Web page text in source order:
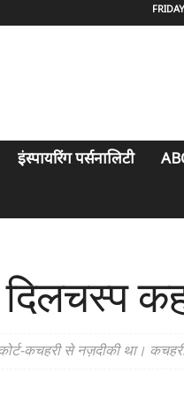
इंस्पायरिंग पर्सनालिटी
कचहरी से नज़दीकी था।